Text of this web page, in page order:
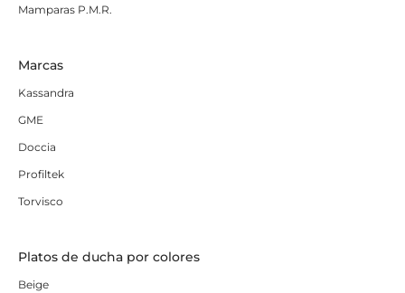
Mamparas P.M.R.
Marcas
Kassandra
GME
Doccia
Profiltek
Torvisco
Platos de ducha por colores
Beige